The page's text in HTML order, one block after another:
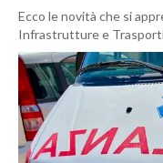
Ecco le novità che si
Infrastrutture e